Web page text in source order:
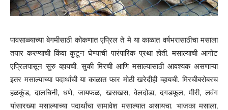
पावसाळ्याच्या बेगमीसाठी कोकणात एप्रिल ते मे या काळात वर्षभरासाठीचा मसाला
तयार करण्याची किंवा कुटून घेण्याची पारंपारिक प्रथा होती. मसाल्याची आगोट
एप्रिलपासून सुरु व्हायची. सुकी मिरची आणि मसाल्यासाठी आवश्यक असणाऱ्या
इतर मसाल्याच्या पदार्थांची या काळात फार मोठी खरेदीही व्हायची. मिरचीबरोबरच
हळकुंड, दालचिनी, धणे, जायफळ, खसखस, वेलदोडा, दगडफूल, मीरी, लवंग
यांसारख्या मसाल्याच्या पदार्थांचा सामावेश मसाल्यात असायचा. भाजका मसाला,